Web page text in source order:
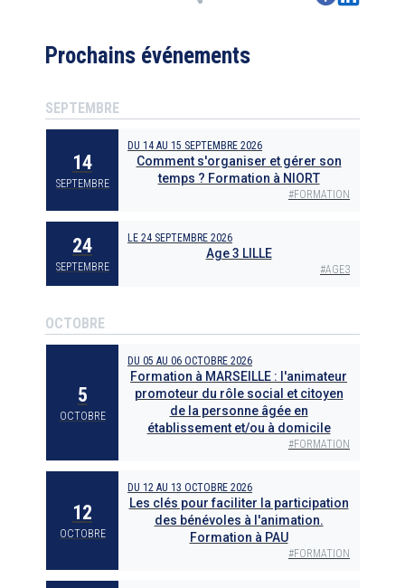
Prochains événements
SEPTEMBRE
14
SEPTEMBRE
DU 14 AU 15 SEPTEMBRE 2026
Comment s'organiser et gérer son
temps ? Formation à NIORT
#FORMATION
24
SEPTEMBRE
LE 24 SEPTEMBRE 2026
Age 3 LILLE
#AGE3
OCTOBRE
5
OCTOBRE
DU 05 AU 06 OCTOBRE 2026
Formation à MARSEILLE : l'animateur
promoteur du rôle social et citoyen
de la personne âgée en
établissement et/ou à domicile
#FORMATION
12
OCTOBRE
DU 12 AU 13 OCTOBRE 2026
Les clés pour faciliter la participation
des bénévoles à l'animation.
Formation à PAU
#FORMATION